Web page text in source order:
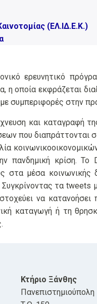
(ΕΛ.ΙΔ.Ε.Κ.)
ερευνητικό
η οποία εκφράζεται
συμπεριφορές στην
και καταγραφή
που διαπράττονται
πανδημική κρίση. Το
στα μέσα κοινωνικής
τα tweets
να
καταγωγή ή τη
Κτήριο Ξάνθης
Πανεπιστημιούπολη